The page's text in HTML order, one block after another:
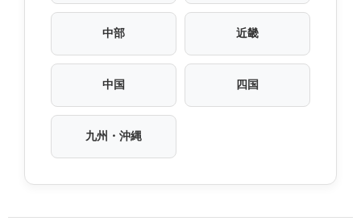
中部 近畿
中国 四国
九州・沖縄